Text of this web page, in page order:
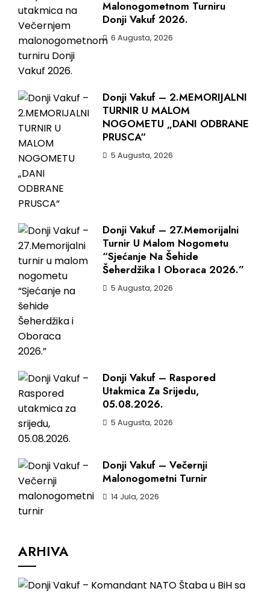
Malonogometnom Turniru
Donji Vakuf 2026.
6 Augusta, 2026
Donji Vakuf – 2.MEMORIJALNI
TURNIR U MALOM
NOGOMETU „DANI ODBRANE
PRUSCA“
5 Augusta, 2026
Donji Vakuf – 27.Memorijalni
Turnir U Malom Nogometu
“Sjećanje Na Šehide
Šeherdžika I Oboraca 2026.”
5 Augusta, 2026
Donji Vakuf – Raspored
Utakmica Za Srijedu,
05.08.2026.
5 Augusta, 2026
Donji Vakuf – Večernji
Malonogometni Turnir
14 Jula, 2026
ARHIVA